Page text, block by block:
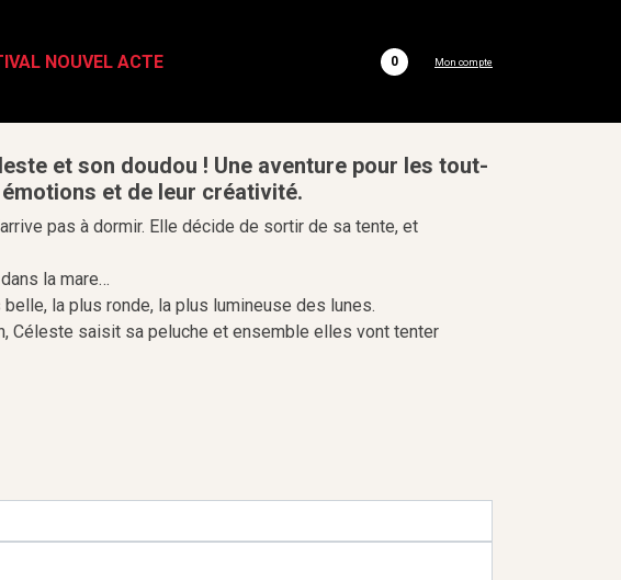
NOUVEL ACTE 0 Mon compte
et son doudou ! Une aventure pour les tout-
et de leur créativité.
pas à dormir. Elle décide de sortir de sa tente, et
la mare…
la plus ronde, la plus lumineuse des lunes.
Céleste saisit sa peluche et ensemble elles vont tenter